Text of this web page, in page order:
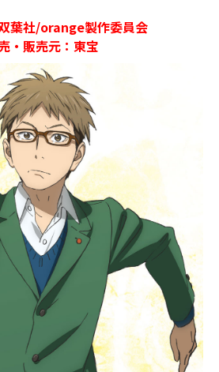
葉社/orange製作委員会
・販売元：東宝